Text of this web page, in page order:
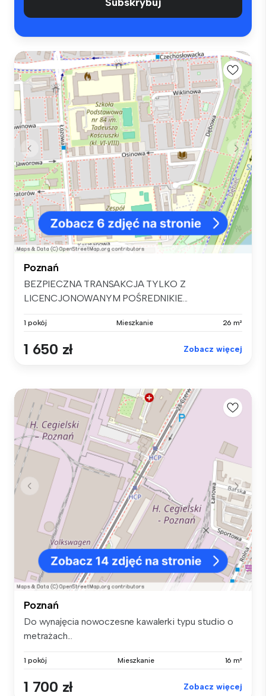
Poznań
BEZPIECZNA TRANSAKCJA TYLKO Z
LICENCJONOWANYM POŚREDNIKIE...
1 pokój Mieszkanie 26 m²
1 650 zł Zobacz więcej
Poznań
Do wynajęcia nowoczesne kawalerki typu studio o
metrażach...
1 pokój Mieszkanie 16 m²
1 700 zł Zobacz więcej